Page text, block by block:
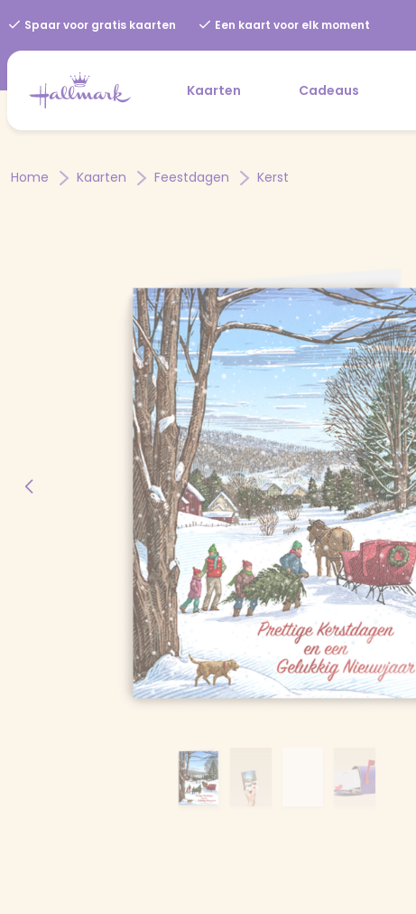
Spaar voor gratis kaarten Een kaart voor elk moment
Kaarten Cadeaus
Home Kaarten Feestdagen Kerst